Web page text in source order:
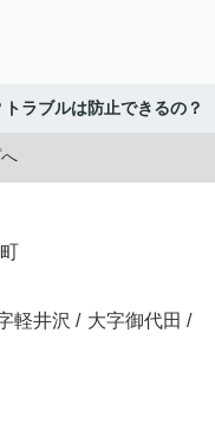
ラブルは防止できるの？
軽井沢 / 大字御代田 /